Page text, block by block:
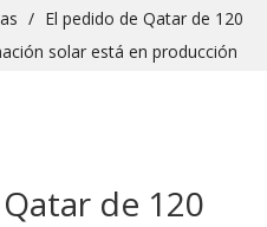
/ El pedido de Qatar de 120
solar está en producción
de 120